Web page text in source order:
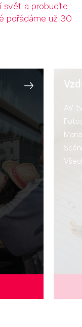
svět a probuďte
pořádáme už 30
AV